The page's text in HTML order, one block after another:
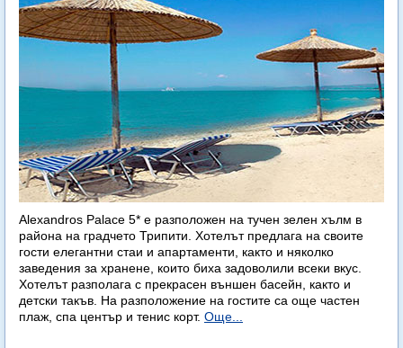
Alexandros Palace 5* e разположен на тучен зелен хълм в
района на градчето Трипити. Хотелът предлага на своите
гости елегантни стаи и апартаменти, както и няколко
заведения за хранене, които биха задоволили всеки вкус.
Хотелът разполага с прекрасен външен басейн, както и
детски такъв. На разположение на гостите са още частен
плаж, спа център и тенис корт. Още...